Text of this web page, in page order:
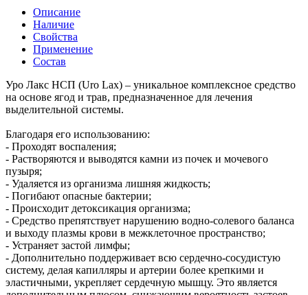
Описание
Наличие
Свойства
Применение
Состав
Уро Лакс НСП (Uro Lax) – уникальное комплексное средство
на основе ягод и трaв, предназначенное для лечения
выделительной системы.
Благодаря его использованию:
- Проходят воспаления;
- Растворяются и выводятся камни из почек и мочевого
пузыря;
- Удаляется из организма лишняя жидкость;
- Погибают опасные бактерии;
- Происходит детоксикация организма;
- Средство препятствует нарушению водно-солевого баланса
и выходу плазмы крови в межклеточное пространство;
- Устраняет застой лимфы;
- Дополнительно поддерживает всю сердечно-сосудистую
систему, делая капилляры и артерии более крепкими и
эластичными, укрепляет сердечную мышцу. Это является